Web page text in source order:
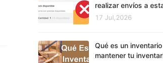
realizar envíos a
Mercado Libre
17 Jul,2026
Qué es un
mantener tu